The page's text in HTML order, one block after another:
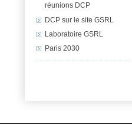
réunions DCP
DCP sur le site GSRL
Laboratoire GSRL
Paris 2030